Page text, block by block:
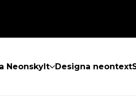
Neonskylt Designa neontext